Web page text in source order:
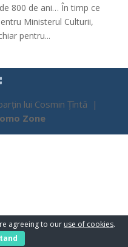
800 de ani… În timp ce
Ministerul Culturii,
pentru...
lui Cosmin Țîntă |
Zone
agreeing to our use of cookies.